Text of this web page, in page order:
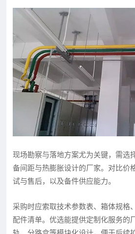
现场勘察与落地方案尤为关键，需选
备间距与热膨胀设计的厂家。对比价
试与售后，以及备件供应能力。
采购时应索取技术参数表、箱体规格
配件清单。优选能提供定制化服务的